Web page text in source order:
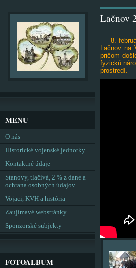
Lačnov
8.
Lačnov na
pričom
fyzickú
prostredí.
MENU
O nás
Historické vojenské jednotky
Kontaktné údaje
Stanovy, tlačivá, 2 % z dane a
ochrana osobných údajov
Vojaci, KVH a história
Zaujímavé webstránky
Sponzorské subjekty
FOTOALBUM